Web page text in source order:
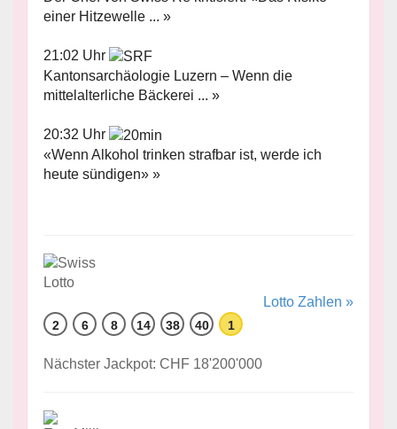
einer Hitzewelle ... »
21:02 Uhr
Kantonsarchäologie Luzern – Wenn die
mittelalterliche Bäckerei ... »
20:32 Uhr
«Wenn Alkohol trinken strafbar ist, werde ich
heute sündigen» »
Lotto Zahlen »
2 6 8 14 38 40 1
Nächster Jackpot: CHF 18'200'000